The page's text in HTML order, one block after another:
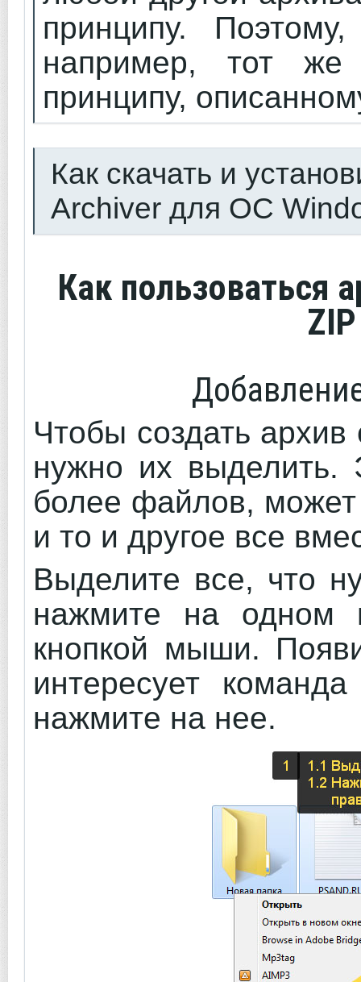
принципу.
например, тот же
принципу,
Как скачать и
Archiver для ОС
Как пользоваться
Чтобы создать
нужно их
более файлов, может
и то и другое все
Выделите все, что
нажмите на одном
кнопкой мыши.
интересует
нажмите на нее.